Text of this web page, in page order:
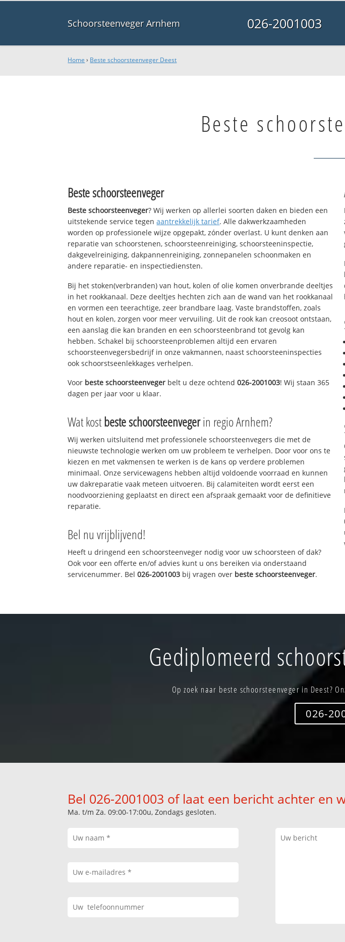
Schoorsteenveger Arnhem 026-2001003
Home › Beste schoorsteenveger Deest
Beste
Beste schoorsteenveger
Beste schoorsteenveger? Wij werken op allerlei soorten daken en bieden een
uitstekende service tegenaantrekkelijk tarief. Alle dakwerkzaamheden
worden op professionele wijze opgepakt, zónder overlast. U kunt denken aan
reparatie van schoorstenen, schoorsteenreiniging, schoorsteeninspectie,
dakgevelreiniging, dakpannenreiniging, zonnepanelen schoonmaken en
andere reparatie- en inspectiediensten.
Bij het stoken(verbranden) van hout, kolen of olie komen onverbrande deeltjes
in het rookkanaal. Deze deeltjes hechten zich aan de wand van het rookkanaal
en vormen een teerachtige, zeer brandbare laag. Vaste brandstoffen, zoals
hout en kolen, zorgen voor meer vervuiling. Uit de rook kan creosoot ontstaan,
een aanslag die kan branden en een schoorsteenbrand tot gevolg kan
hebben. Schakel bij schoorsteenproblemen altijd een ervaren
schoorsteenvegersbedrijf in onze vakmannen, naast schoorsteeninspecties
ook schoorstseenlekkages verhelpen.
Voor beste schoorsteenveger belt u deze ochtend026-2001003! Wij staan 365
dagen per jaar voor u klaar.
Wat kostbeste schoorsteenvegerin regio Arnhem?
Wij werken uitsluitend met professionele schoorsteenvegers die met de
nieuwste technologie werken om uw probleem te verhelpen. Door voor ons te
kiezen en met vakmensen te werken is de kans op verdere problemen
minimaal. Onze servicewagens hebben altijd voldoende voorraad en kunnen
uw dakreparatie vaak meteen uitvoeren. Bij calamiteiten wordt eerst een
noodvoorziening geplaatst en direct een afspraak gemaakt voor de definitieve
reparatie.
Bel nu vrijblijvend!
Heeft u dringend een schoorsteenveger nodig voor uw schoorsteen of dak?
Ook voor een offerte en/of advies kunt u ons bereiken via onderstaand
servicenummer. Bel026-2001003 bij vragen over beste schoorsteenveger.
Gediplomeerd
Op zoek naar beste schoorsteenveger in Deest?
026-
Bel 026-2001003 of laat een bericht achter en
Ma. t/m Za. 09:00-17:00u, Zondags gesloten.